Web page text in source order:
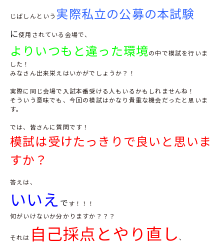
じばしんという 実際私立の公募の本試験
に使用されている会場で、
よりいつもと違った環境の中で模試を行いま
した！
みなさん出来栄えはいかがでしょうか？！
実際に同じ会場で入試本番受ける人もいるかもしれませんね！
そういう意味でも、今回の模試はかなり貴重な機会だったと思いま
す。
では、皆さんに質問です！
模試は受けたっきりで良いと思いま
すか？
答えは、
いいえ です！！！
何がいけないか分かりますか？？？
それは 自己採点とやり直し 、